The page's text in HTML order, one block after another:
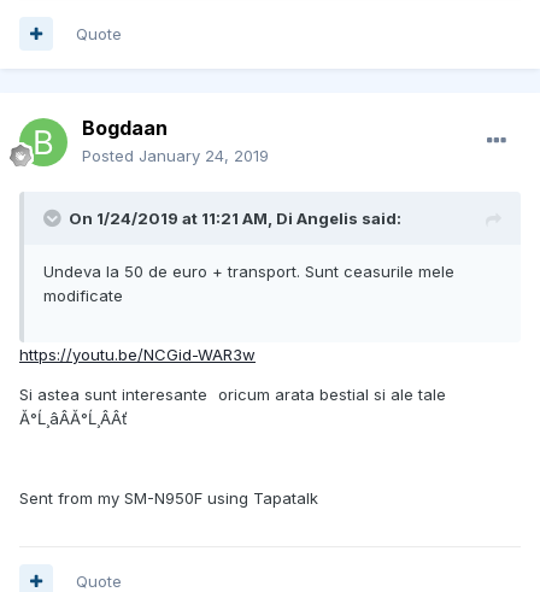
Quote
Bogdaan
Posted January 24, 2019
On 1/24/2019 at 11:21 AM, Di Angelis said:
Undeva la 50 de euro + transport. Sunt ceasurile mele
modificate
https://youtu.be/NCGid-WAR3w
Si astea sunt interesante
oricum arata bestial si ale tale
Ă°Ĺ¸âÂĂ°Ĺ¸ÂÂť
Sent from my SM-N950F using Tapatalk
Quote